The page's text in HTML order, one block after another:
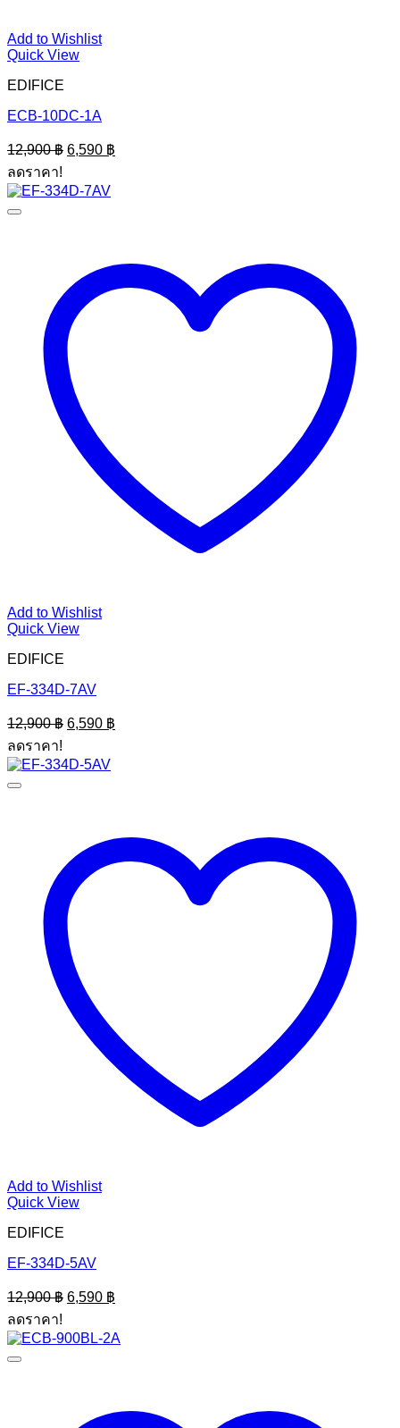
Add to Wishlist
Quick View
EDIFICE
ECB-10DC-1A
12,900฿ Original
price
12,900 ฿.
6,590 ฿
price
ลดราคา!
Add to Wishlist
Quick View
EDIFICE
EF-334D-7AV
12,900฿ Original
price
12,900 ฿.
6,590 ฿
price
ลดราคา!
Add to Wishlist
Quick View
EDIFICE
EF-334D-5AV
12,900฿ Original
price
12,900 ฿.
6,590 ฿
price
6,590 ฿.
ลดราคา!